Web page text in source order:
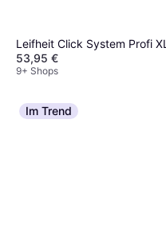
Leifheit Click System Profi XL
53,95 €
9+ Shops
Im Trend